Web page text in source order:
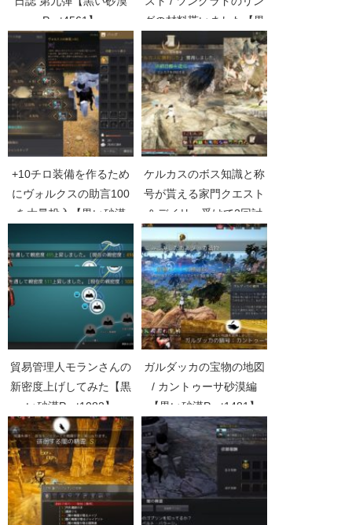
Part4561】
グの材料貰いました【黒
い砂漠Part2109】
+10チロ装備を作るため
にヴォルクスの助言100
を大量投入【黒い砂漠
ケルカスのボス知識と称
号が貰える家門クエスト
＆デイリー受けて2回討
伐【黒い砂漠Part4880】
貿易管理人モランさんの
新密度上げしてみた【黒
い砂漠Part1082】
ガルダッカの宝物の地図
/ カントゥーサ砂漠編
【黒い砂漠Part1481】